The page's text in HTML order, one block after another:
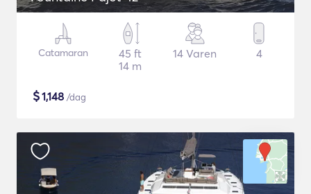
Catamaran
45 ft
14 m
14 Varen 4
$1,148 /dag